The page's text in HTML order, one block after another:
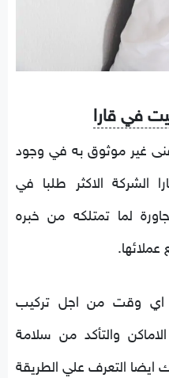
في قارا
فنى غير موثوق به في وجود
الشركة الاكثر طلبا في
لما تمتلكه من خبره
اي وقت من اجل تركيب
والتأكد من سلامة
ايضا التعرف علي الطريقة